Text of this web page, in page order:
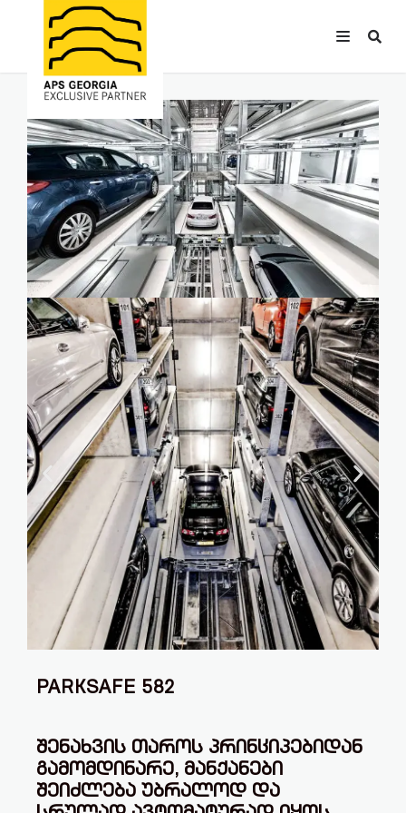
PARKSAFE 582
ᲨᲔᲜᲐᲮᲕᲘᲡ ᲗᲐᲠᲝᲡ ᲞᲠᲘᲜᲪᲘᲞᲔᲑᲘᲓᲐᲜ
ᲒᲐᲛᲝᲛᲓᲘᲜᲐᲠᲔ, ᲛᲐᲜᲥᲐᲜᲔᲑᲘ
ᲨᲔᲘᲫᲚᲔᲑᲐ ᲣᲑᲠᲐᲚᲝᲓ ᲓᲐ